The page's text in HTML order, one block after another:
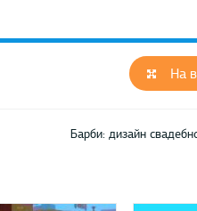
На
Барби: дизайн